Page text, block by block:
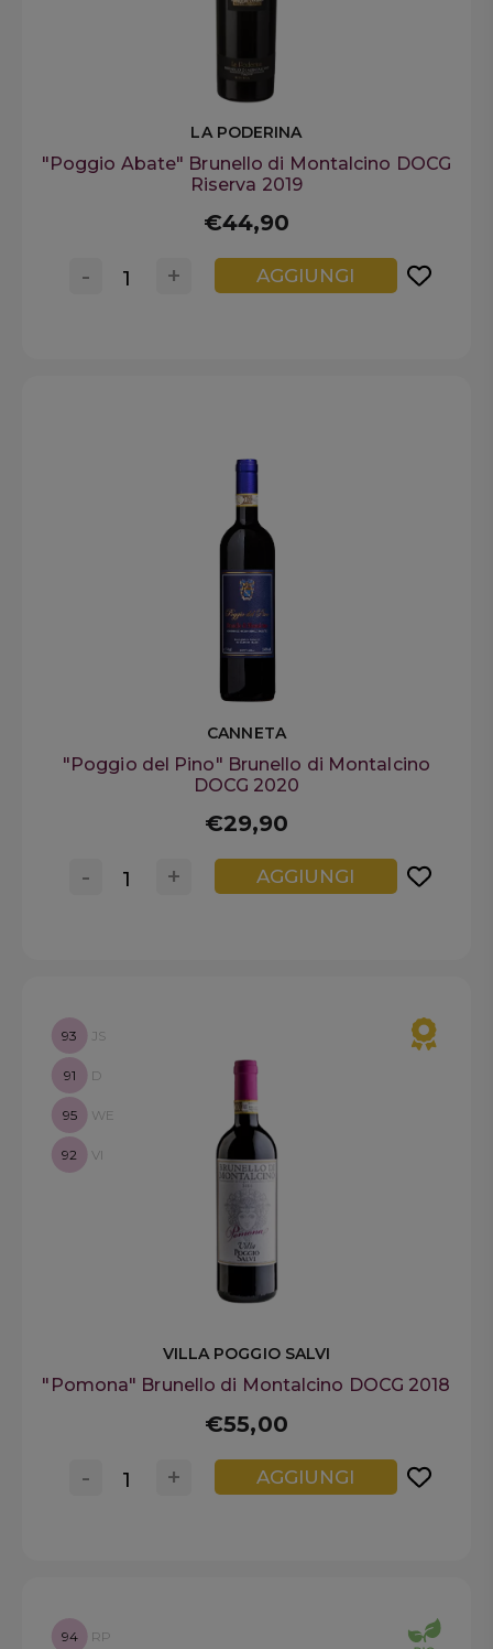
LA PODERINA
"Poggio Abate" Brunello di Montalcino DOCG
Riserva 2019
€44,90
+
- AGGIUNGI
CANNETA
"Poggio del Pino" Brunello di Montalcino
DOCG 2020
€29,90
+
- AGGIUNGI
93 JS
91 D
95 WE
92 VI
VILLA POGGIO SALVI
"Pomona" Brunello di Montalcino DOCG 2018
€55,00
+
- AGGIUNGI
94 RP